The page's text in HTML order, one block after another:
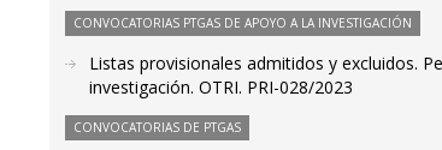
CONVOCATORIAS PTGAS DE APOYO A LA INVESTIGACIÓN
Listas provisionales admitidos y excluidos.
investigación. OTRI. PRI-028/2023
CONVOCATORIAS DE PTGAS